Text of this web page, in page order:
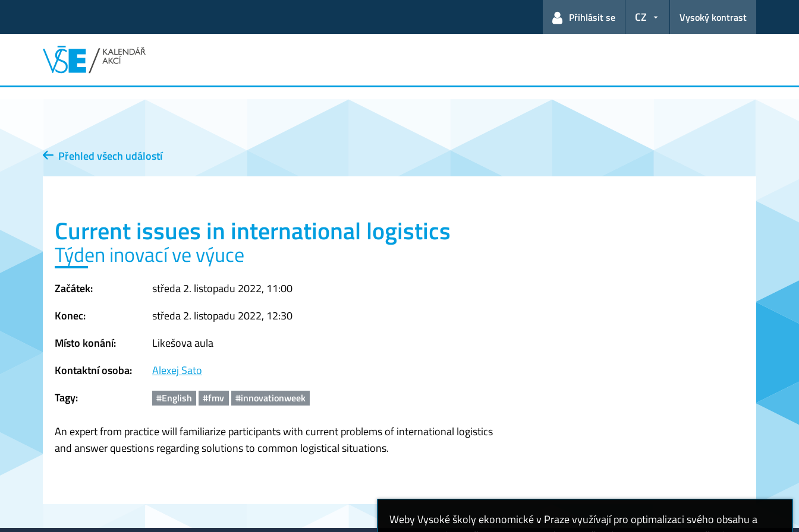
Přihlásit se CZ Vysoký kontrast
Přehled všech událostí
Current issues in international logistics
Týden inovací ve výuce
Začátek:
středa 2. listopadu 2022, 11:00
Konec:
středa 2. listopadu 2022, 12:30
Místo konání:
Likešova aula
Kontaktní osoba:
Alexej Sato
Tagy:
#English #fmv #innovationweek
An expert from practice will familiarize participants with current problems of international logistics
and answer questions regarding solutions to common logistical situations.
Weby Vysoké školy ekonomické v Praze využívají pro optimalizaci svého obsahu a